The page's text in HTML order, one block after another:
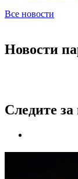
Все новости
Новости
Следите